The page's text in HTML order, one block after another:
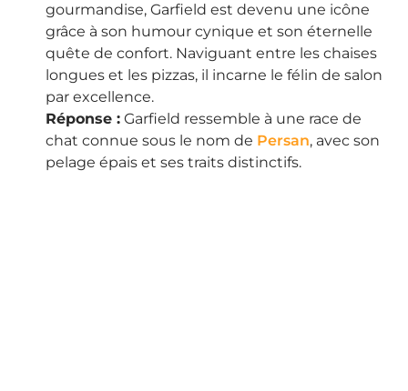
gourmandise, Garfield est devenu une icône
grâce à son humour cynique et son éternelle
quête de confort. Naviguant entre les chaises
longues et les pizzas, il incarne le félin de salon
par excellence.
Réponse : Garfield ressemble à une race de
chat connue sous le nom de Persan, avec son
pelage épais et ses traits distinctifs.